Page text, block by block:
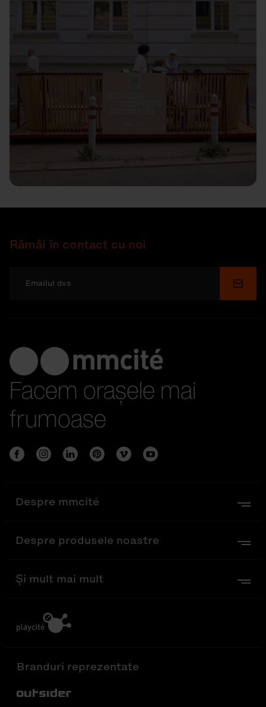
Rămâi în contact cu noi
Facem orașele mai
frumoase
Despre mmcité
Despre produsele noastre
Și mult mai mult
Branduri reprezentate
Out-Sider